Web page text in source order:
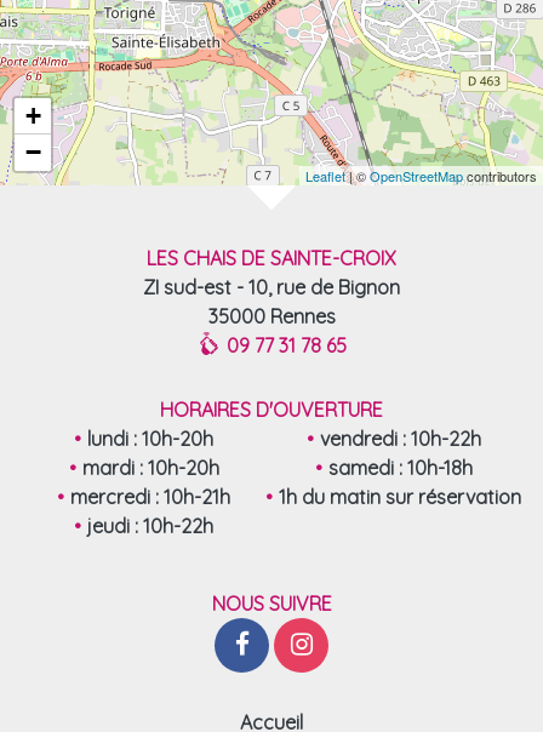
+
−
Leaflet| ©OpenStreetMapcontributors
LES CHAIS DE SAINTE-CROIX
ZI sud-est - 10, rue de Bignon
35000 Rennes
09 77 31 78 65
HORAIRES D'OUVERTURE
lundi : 10h-20h
mardi : 10h-20h
mercredi : 10h-21h
jeudi : 10h-22h
vendredi : 10h-22h
samedi : 10h-18h
1h du matin sur réservation
NOUS SUIVRE
Accueil